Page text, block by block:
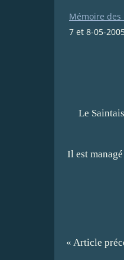
Mémoire des
7 et 8-05-
Le
Il est
« Article